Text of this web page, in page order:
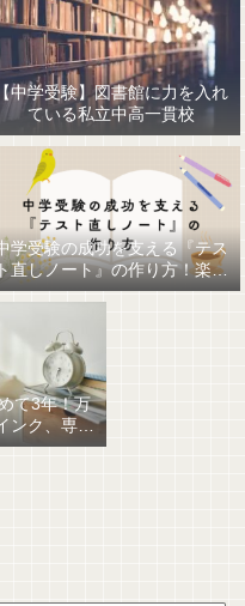
【中学受験】図書館に力を入れ
ている私立中高一貫校
学受験の成功を支える『テス
直しノート』の作り方！楽に
るための最強おすすめ文房具
て3年！万
ンク、専用
していま